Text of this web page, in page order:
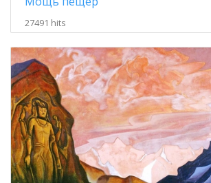
27491 hits